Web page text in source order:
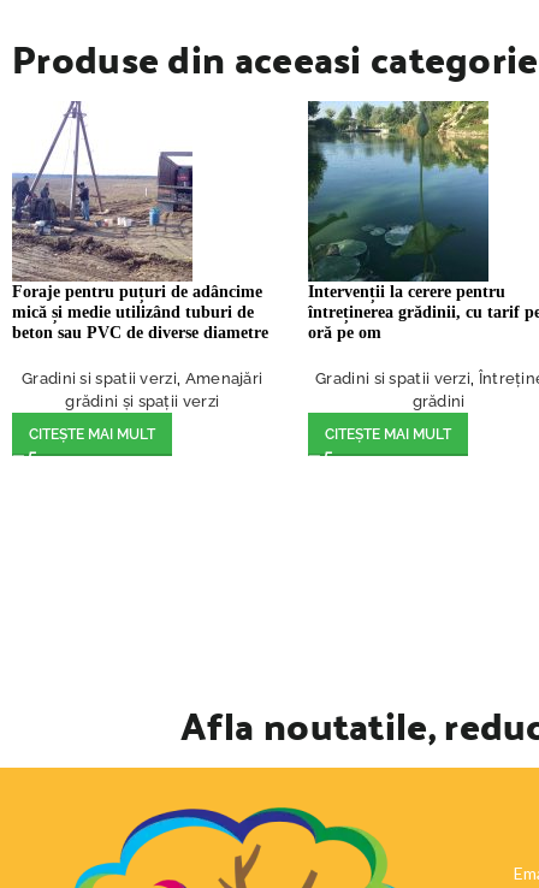
Produse din aceeasi categorie
Foraje pentru puțuri de adâncime
mică și medie utilizând tuburi de
beton sau PVC de diverse diametre
Gradini si spatii verzi, Amenajări
grădini și spații verzi
CITEȘTE MAI MULT
Intervenții la cerere pentru
întreținerea grădinii, cu tarif
oră pe om
Gradini si spatii verzi,
grădini
CITEȘTE MAI MULT
Afla noutatile,